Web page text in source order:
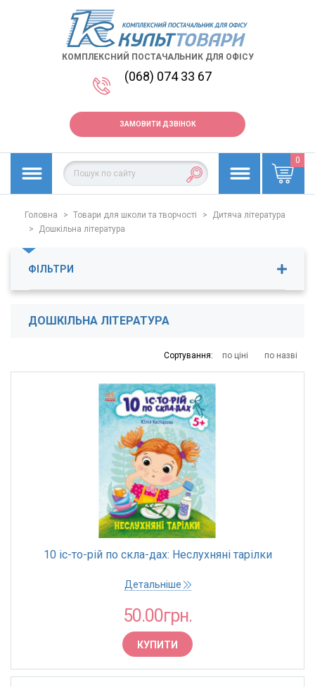
КОМПЛЕКСНИЙ ПОСТАЧАЛЬНИК ДЛЯ ОФІСУ
(068) 074 33 67
ЗАМОВИТИ ДЗВІНОК
0
Головна > Товари для школи та творчості >
Дитяча література
>
Дошкільна література
ФІЛЬТРИ
ДОШКІЛЬНА ЛІТЕРАТУРА
Сортування: по ціні по назві
10 іс-то-рій по скла-дах: Неслухняні тарілки
Детальніше
50.00грн.
КУПИТИ